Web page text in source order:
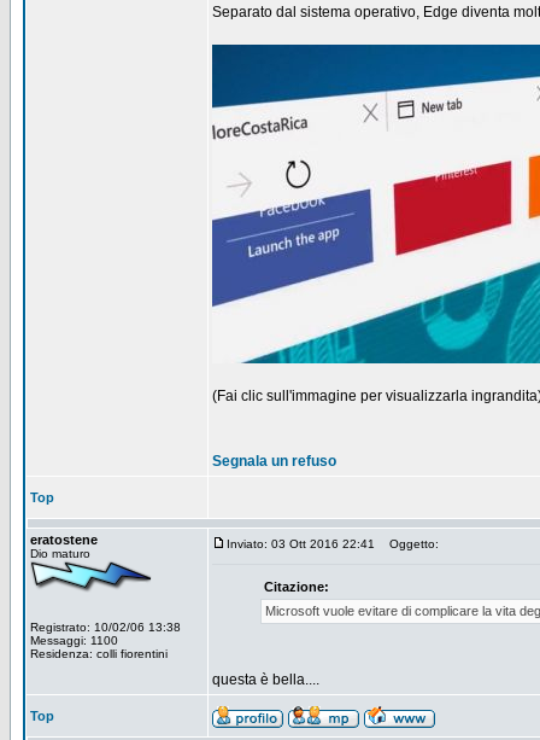
Separato dal sistema operativo, Edge diventa
(Fai clic sull'immagine per visualizzarla
Segnala un refuso
Top
eratostene
Dio maturo
Registrato: 10/02/06 13:38
Messaggi: 1100
Residenza: colli fiorentini
Inviato: 03 Ott 2016 22:41 Oggetto:
Citazione:
Microsoft vuole evitare di complicare la vita
questa è bella....
Top